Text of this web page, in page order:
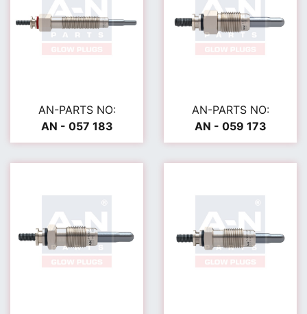
AN-PARTS NO:
AN - 057 183
AN-PARTS NO:
AN - 059 173